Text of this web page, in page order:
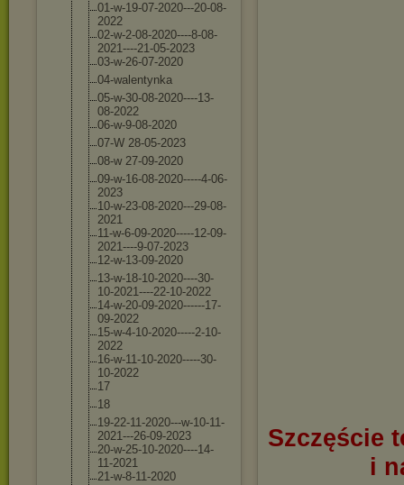
01-w-19-07-2020---20-08-
2022
02-w-2-08-2020----8-08-
2021----21-05-2023
03-w-26-07-2020
04-walentynka
05-w-30-08-2020----13-
08-2022
06-w-9-08-2020
07-W 28-05-2023
08-w 27-09-2020
09-w-16-08-2020-----4-06-
2023
10-w-23-08-2020---29-08-
2021
11-w-6-09-2020-----12-09-
2021----9-07-2023
12-w-13-09-2020
13-w-18-10-2020----30-
10-2021----22-10-2022
14-w-20-09-2020------17-
09-2022
15-w-4-10-2020-----2-10-
2022
16-w-11-10-2020-----30-
10-2022
17
18
19-22-11-2020---w-10-11-
2021---26-09-2023
20-w-25-10-2020----14-
11-2021
21-w-8-11-2020
Szczęście
i